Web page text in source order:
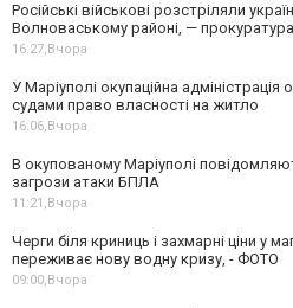
Російські військові розстріляли
Волноваському районі, — прокуратура
16:27,Вчора
У Маріуполі окупаційна
судами право власності на житло
16:06,Вчора
В окупованому Маріуполі
загрози атаки БПЛА
11:21,Вчора
Черги біля криниць і захмарні ціни у
переживає нову водну кризу, - ФОТО
09:00,Вчора